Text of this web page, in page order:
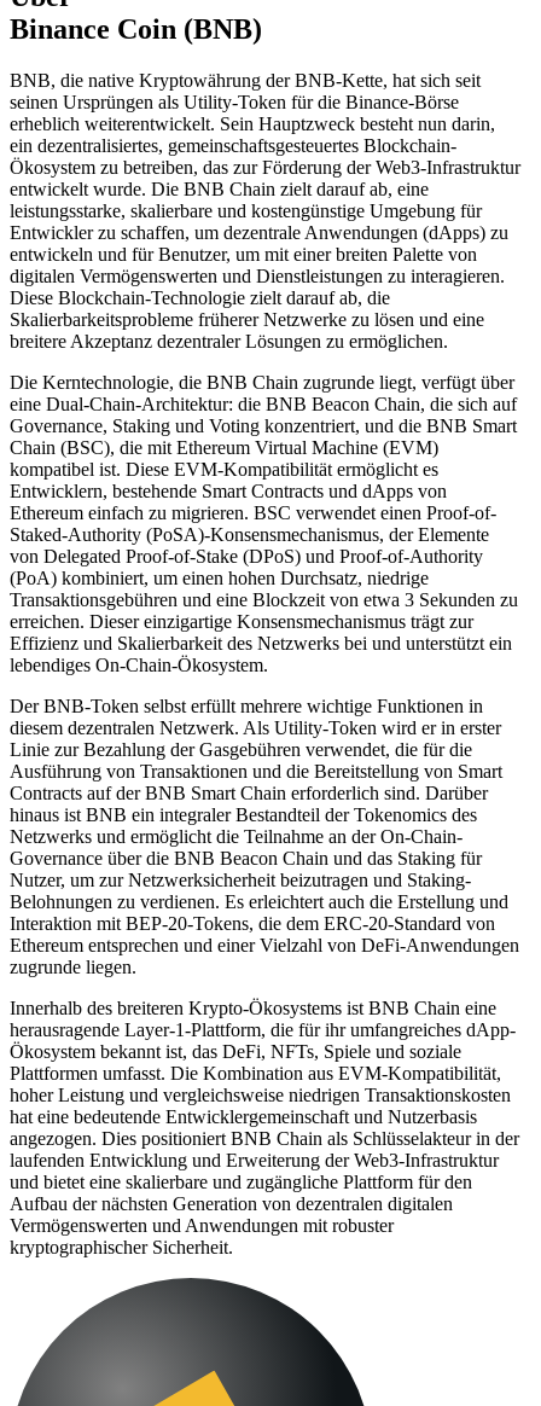
Binance Coin (BNB)
BNB, die native Kryptowährung der BNB-Kette, hat sich seit
seinen Ursprüngen als Utility-Token für die Binance-Börse
erheblich weiterentwickelt. Sein Hauptzweck besteht nun darin,
ein dezentralisiertes, gemeinschaftsgesteuertes Blockchain-
Ökosystem zu betreiben, das zur Förderung der Web3-Infrastruktur
entwickelt wurde. Die BNB Chain zielt darauf ab, eine
leistungsstarke, skalierbare und kostengünstige Umgebung für
Entwickler zu schaffen, um dezentrale Anwendungen (dApps) zu
entwickeln und für Benutzer, um mit einer breiten Palette von
digitalen Vermögenswerten und Dienstleistungen zu interagieren.
Diese Blockchain-Technologie zielt darauf ab, die
Skalierbarkeitsprobleme früherer Netzwerke zu lösen und eine
breitere Akzeptanz dezentraler Lösungen zu ermöglichen.
Die Kerntechnologie, die BNB Chain zugrunde liegt, verfügt über
eine Dual-Chain-Architektur: die BNB Beacon Chain, die sich auf
Governance, Staking und Voting konzentriert, und die BNB Smart
Chain (BSC), die mit Ethereum Virtual Machine (EVM)
kompatibel ist. Diese EVM-Kompatibilität ermöglicht es
Entwicklern, bestehende Smart Contracts und dApps von
Ethereum einfach zu migrieren. BSC verwendet einen Proof-of-
Staked-Authority (PoSA)-Konsensmechanismus, der Elemente
von Delegated Proof-of-Stake (DPoS) und Proof-of-Authority
(PoA) kombiniert, um einen hohen Durchsatz, niedrige
Transaktionsgebühren und eine Blockzeit von etwa 3 Sekunden zu
erreichen. Dieser einzigartige Konsensmechanismus trägt zur
Effizienz und Skalierbarkeit des Netzwerks bei und unterstützt ein
lebendiges On-Chain-Ökosystem.
Der BNB-Token selbst erfüllt mehrere wichtige Funktionen in
diesem dezentralen Netzwerk. Als Utility-Token wird er in erster
Linie zur Bezahlung der Gasgebühren verwendet, die für die
Ausführung von Transaktionen und die Bereitstellung von Smart
Contracts auf der BNB Smart Chain erforderlich sind. Darüber
hinaus ist BNB ein integraler Bestandteil der Tokenomics des
Netzwerks und ermöglicht die Teilnahme an der On-Chain-
Governance über die BNB Beacon Chain und das Staking für
Nutzer, um zur Netzwerksicherheit beizutragen und Staking-
Belohnungen zu verdienen. Es erleichtert auch die Erstellung und
Interaktion mit BEP-20-Tokens, die dem ERC-20-Standard von
Ethereum entsprechen und einer Vielzahl von DeFi-Anwendungen
zugrunde liegen.
Innerhalb des breiteren Krypto-Ökosystems ist BNB Chain eine
herausragende Layer-1-Plattform, die für ihr umfangreiches dApp-
Ökosystem bekannt ist, das DeFi, NFTs, Spiele und soziale
Plattformen umfasst. Die Kombination aus EVM-Kompatibilität,
hoher Leistung und vergleichsweise niedrigen Transaktionskosten
hat eine bedeutende Entwicklergemeinschaft und Nutzerbasis
angezogen. Dies positioniert BNB Chain als Schlüsselakteur in der
laufenden Entwicklung und Erweiterung der Web3-Infrastruktur
und bietet eine skalierbare und zugängliche Plattform für den
Aufbau der nächsten Generation von dezentralen digitalen
Vermögenswerten und Anwendungen mit robuster
kryptographischer Sicherheit.